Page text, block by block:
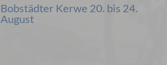
Bobstädter Kerwe 20. bis 24.
August